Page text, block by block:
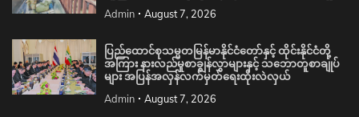
Admin August 7, 2026
ပြည်ထောင်စုသမ္မတမြန်မာနိုင်ငံတော်နှင့် ထိုင်းနိုင်ငံတို့
အကြား နားလည်မှုစာချွန်လွှာများနှင့် သဘောတူစာချုပ်
များ အပြန်အလှန်လက်မှတ်ရေးထိုးလဲလှယ်
Admin August 7, 2026